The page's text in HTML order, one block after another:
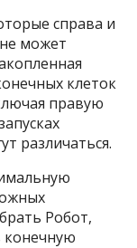
справа и
может
клеток
правую
различаться.
Робот,
конечную